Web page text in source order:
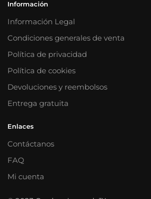
Información
Información Legal
Condiciones generales de venta
Política de privacidad
Política de cookies
Devoluciones y reembolsos
Entrega gratuita
Enlaces
Contáctanos
FAQ
Mi cuenta